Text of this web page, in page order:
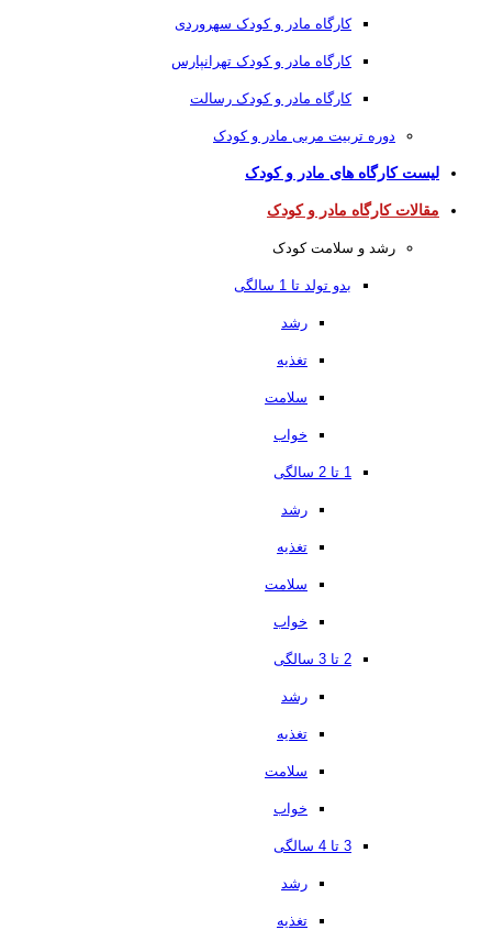
کارگاه مادر و کودک سهروردی
کارگاه مادر و کودک تهرانپارس
کارگاه مادر و کودک رسالت
دوره تربیت مربی مادر و کودک
لیست کارگاه های مادر و کودک
مقالات کارگاه مادر و کودک
رشد و سلامت کودک
بدو تولد تا 1 سالگی
رشد
تغذیه
سلامت
خواب
1 تا 2 سالگی
رشد
تغذیه
سلامت
خواب
2 تا 3 سالگی
رشد
تغذیه
سلامت
خواب
3 تا 4 سالگی
رشد
تغذیه